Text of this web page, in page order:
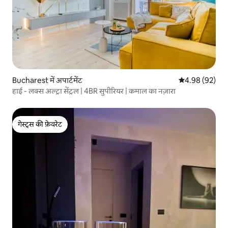
Bucharest में अपार्टमेंट औसत रेटिंग 5 में
4.98 (92)
हाई - लक्स अल्ट्रा सेंट्रल | 4BR सुपीरियर | कमाल का नज़ारा
गेस्ट्स की फ़ेवरेट
गेस्ट्स की फ़ेवरेट